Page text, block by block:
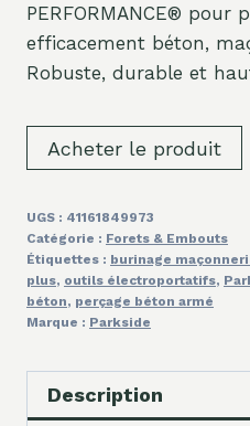
PERFORMANCE® pour
efficacement béton,
Robuste, durable et
Acheter le produit
UGS : 41161849973
Catégorie : Forets & Embouts
Étiquettes : burinage
plus, outils électroportatifs,
béton, perçage béton armé
Marque : Parkside
Description